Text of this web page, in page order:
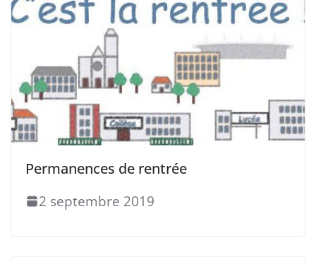
Permanences de rentrée
2 septembre 2019